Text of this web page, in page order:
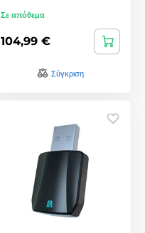
Σε απόθεμα
104,99 €
Σύγκριση